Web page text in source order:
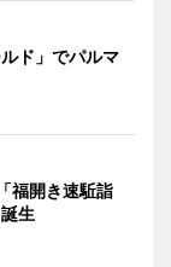
ド」でパルマ
福開き速駈詣
生